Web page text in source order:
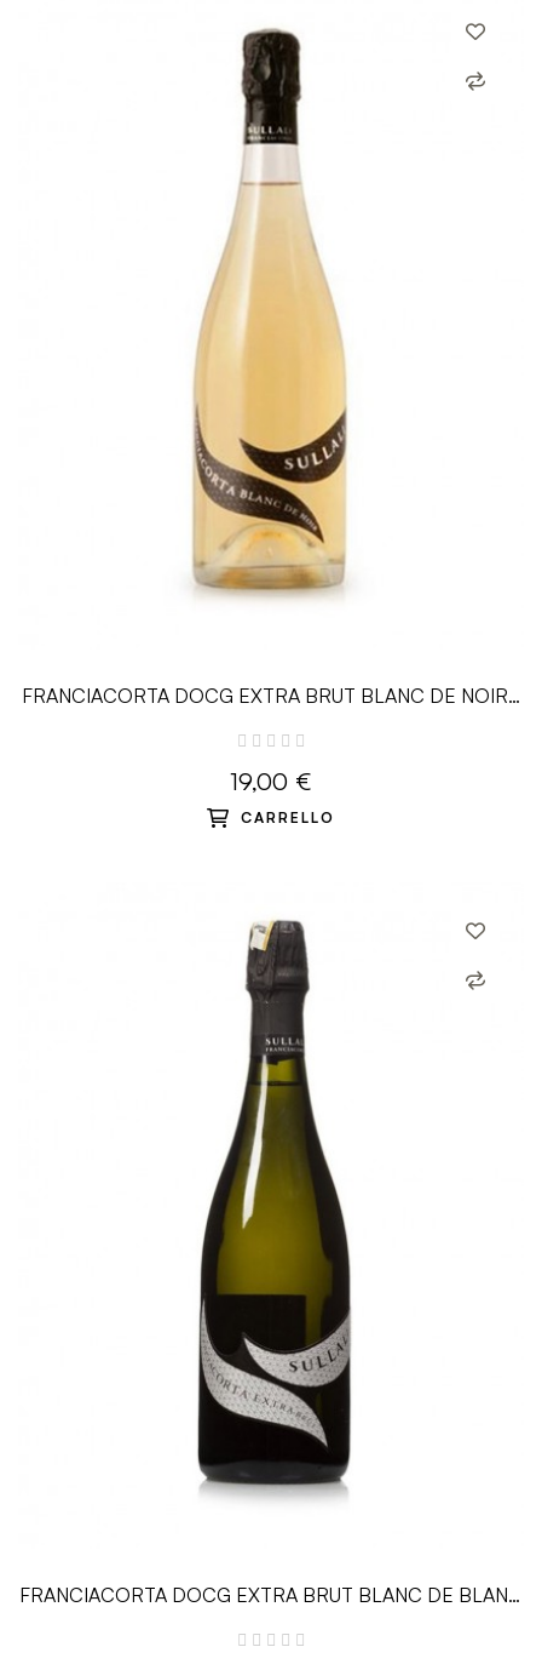
FRANCIACORTA DOCG EXTRA BRUT BLANC DE NOIR -
19,00 €
CARRELLO
FRANCIACORTA DOCG EXTRA BRUT BLANC DE BLANC